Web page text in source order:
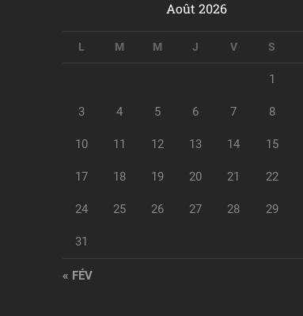
Août 2026
L M M J V S
1
3 4 5 6 7 8
10 11 12 13 14 15
17 18 19 20 21 22
24 25 26 27 28 29
31
« FÉV